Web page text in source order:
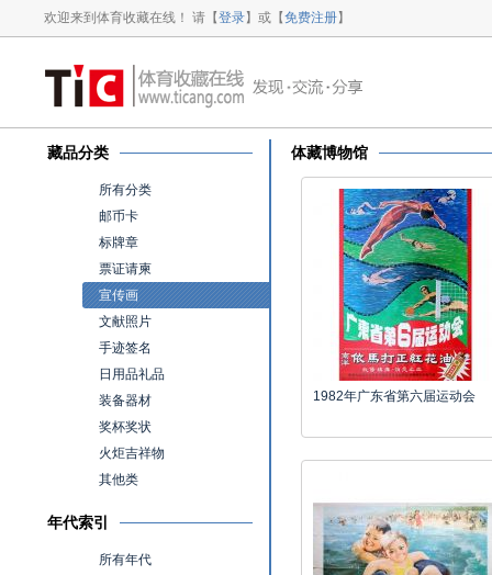
欢迎来到体育收藏在线！ 请【登录】或【免费注册】
藏品分类
所有分类
邮币卡
标牌章
票证请柬
宣传画
文献照片
手迹签名
日用品礼品
装备器材
奖杯奖状
火炬吉祥物
其他类
年代索引
所有年代
体藏博物馆
1982年广东省第六届运动会